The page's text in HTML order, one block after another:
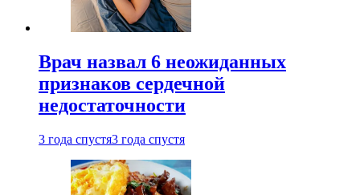
Врач назвал 6 неожиданных
признаков сердечной
недостаточности
3 года спустя3 года спустя